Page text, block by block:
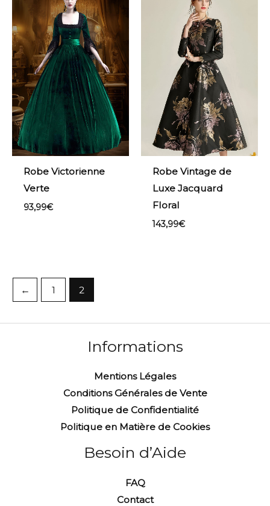
Robe Victorienne
Verte
93,99€
Robe Vintage de
Luxe Jacquard
Floral
143,99€
← 1 2
Informations
Mentions Légales
Conditions Générales de Vente
Politique de Confidentialité
Politique en Matière de Cookies
Besoin d’Aide
FAQ
Contact